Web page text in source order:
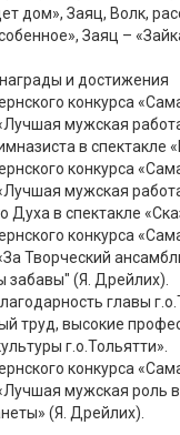
дом», Заяц, Волк,
Заяц –
и достижения
конкурса
мужская
в спектакле
конкурса
мужская
Духа в спектакле
конкурса
Творческий
забавы" (Я. Дрейлих).
главы
труд, высокие
г.о.Тольятти».
конкурса
мужская роль в
(Я. Дрейлих).